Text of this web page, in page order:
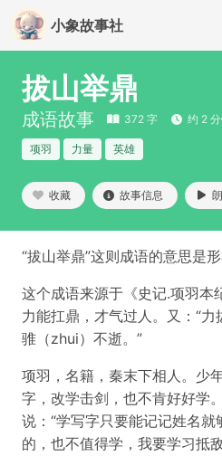
小象故事社
拔山举鼎
成语故事 372 字 约 2
项羽 力量 英雄
收藏 故事信息
“拔山举鼎”这则成语的意思是形
这个成语来源于《史记.项羽本
力能扛鼎，才气过人。又：“
骓（zhui）不逝。”
项羽，名籍，秦末下相人。少
字，改学击剑，也不肯好好学
说：“学写字只要能记记姓名就
的，也不值得学，我要学习抵